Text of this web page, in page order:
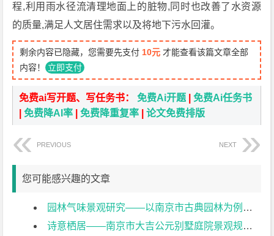
程,利用雨水径流清理地面上的脏物,同时也改善了水资源
的质量,满足人文居住需求以及将地下污水回灌。
剩余内容已隐藏，您需要先支付 10元 才能查看该篇文章全部
内容！ 立即支付
免费ai写开题、写任务书：免费Ai开题 |免费Ai任务书
|免费降AI率 |免费降重复率 |论文免费排版
PREVIOUS NEXT
您可能感兴趣的文章
园林气味景观研究——以南京市古典园林为例文献综述
诗意栖居——南京市大吉公元别墅庭院景观规划设计文献综述